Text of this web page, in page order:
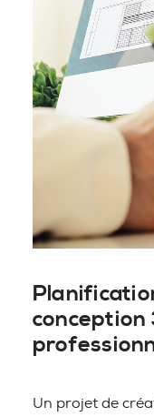
conception
Un projet de